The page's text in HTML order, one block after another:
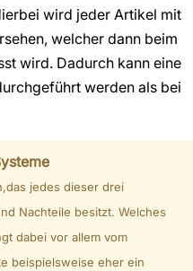
wird jeder Artikel mit
welcher dann beim
wird. Dadurch kann eine
werden als bei
jedes dieser drei
Nachteile besitzt. Welches
dabei vor allem vom
beispielsweise eher ein